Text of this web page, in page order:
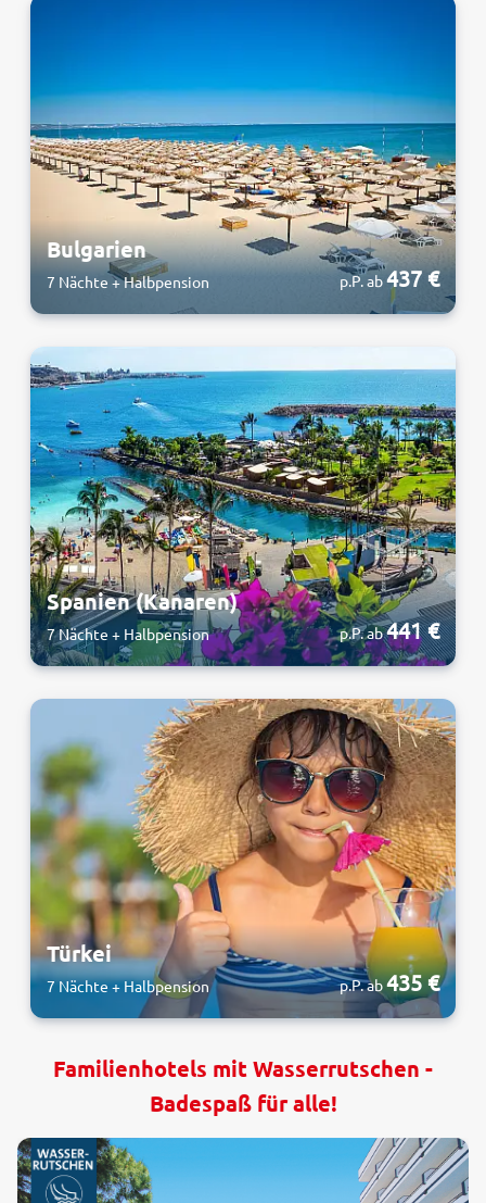
Bulgarien
7 Nächte + Halbpension p.P. ab437 €
Spanien (Kanaren)
7 Nächte + Halbpension p.P. ab441 €
Türkei
7 Nächte + Halbpension p.P. ab435 €
Familienhotels mit Wasserrutschen -
Badespaß für alle!